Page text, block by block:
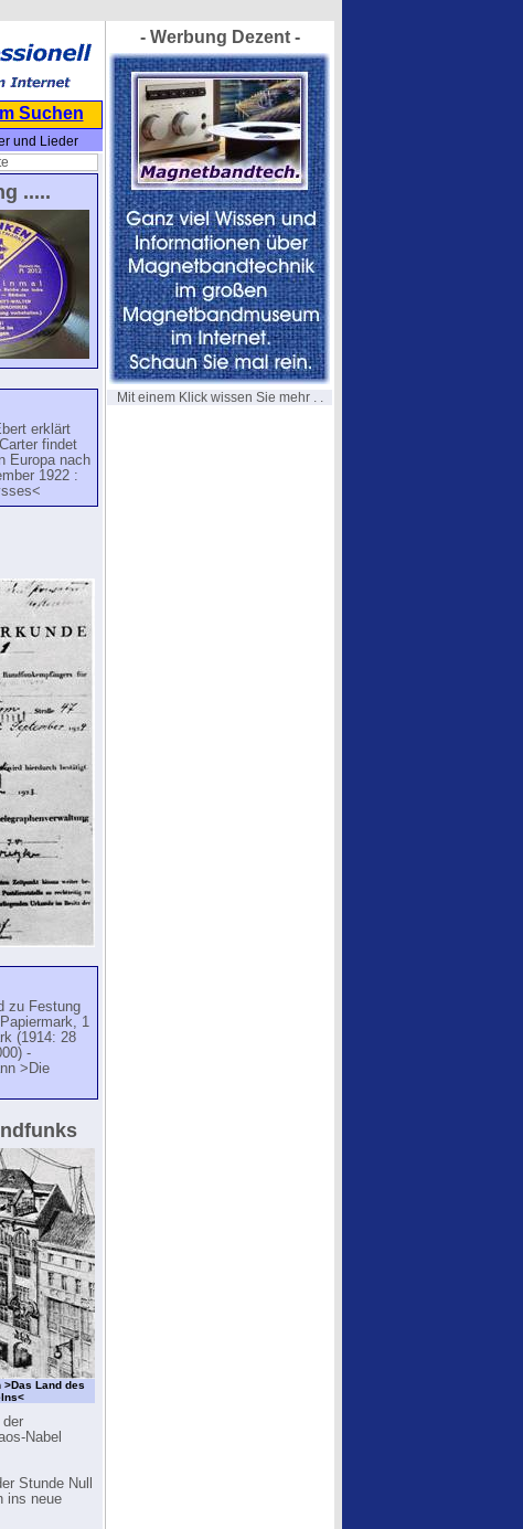
Suchen
und Lieder
.....
erklärt
findet
Europa nach
1922 :
zu Festung
1
(1914: 28
-
>Die
>Das Land des
Nabel
Stunde Null
ins neue
- Werbung Dezent -
Mit einem Klick wissen Sie mehr . .